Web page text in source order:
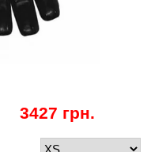
3427 грн.